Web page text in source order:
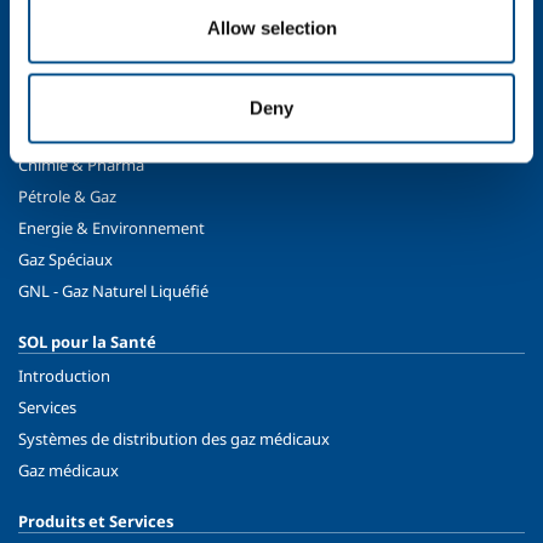
Allow selection
Deny
Industrie agroalimentaire
Chimie & Pharma
Pétrole & Gaz
Energie & Environnement
Gaz Spéciaux
GNL - Gaz Naturel Liquéfié
SOL pour la Santé
Introduction
Services
Systèmes de distribution des gaz médicaux
Gaz médicaux
Produits et Services